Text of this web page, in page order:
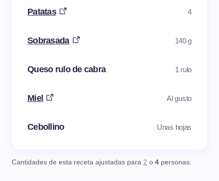
Patatas 4
Sobrasada 140 g
Queso rulo de cabra 1 rulo
Miel Al gusto
Cebollino Unas hojas
Cantidades de esta receta ajustadas para 2 o 4 personas.